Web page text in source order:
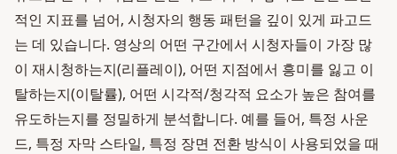
적인 지표를 넘어, 시청자의 행동 패턴을 깊이 있게 파고드
는 데 있습니다. 영상의 어떤 구간에서 시청자들이 가장 많
이 재시청하는지(리플레이), 어떤 지점에서 흥미를 잃고 이
탈하는지(이탈률), 어떤 시각적/청각적 요소가 높은 참여를
유도하는지를 정밀하게 분석합니다. 예를 들어, 특정 사운
드, 특정 자막 스타일, 특정 장면 전환 방식이 사용되었을 때